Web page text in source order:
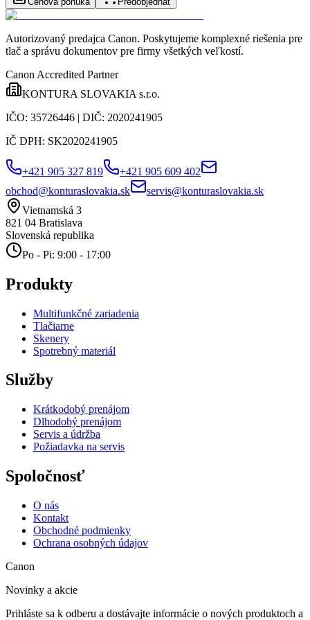
Autorizovaný predajca Canon. Poskytujeme komplexné riešenia pre
tlač a správu dokumentov pre firmy všetkých veľkostí.
Canon Accredited Partner
KONTURA SLOVAKIA s.r.o.
IČO: 35726446 | DIČ: 2020241905
IČ DPH: SK2020241905
+421 905 327 819
+421 905 609 402
obchod@konturaslovakia.sk
servis@konturaslovakia.sk
Vietnamská 3
821 04 Bratislava
Slovenská republika
Po - Pi: 9:00 - 17:00
Produkty
Multifunkčné zariadenia
Tlačiarne
Skenery
Spotrebný materiál
Služby
Krátkodobý prenájom
Dlhodobý prenájom
Servis a údržba
Požiadavka na servis
Spoločnosť
O nás
Kontakt
Obchodné podmienky
Ochrana osobných údajov
Canon
Novinky a akcie
Prihláste sa k odberu a dostávajte informácie o nových produktoch a